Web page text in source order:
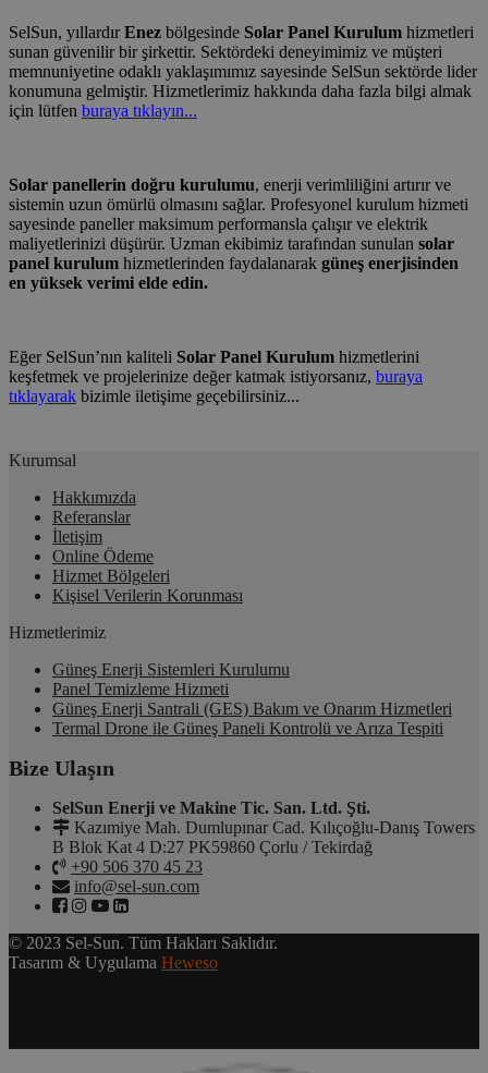
SelSun, yıllardırEnez bölgesinde Solar Panel Kurulum hizmetleri
sunan güvenilir bir şirkettir. Sektördeki deneyimimiz ve müşteri
memnuniyetine odaklı yaklaşımımız sayesinde SelSun sektörde lider
konumuna gelmiştir. Hizmetlerimiz hakkında daha fazla bilgi almak
için lütfen buraya tıklayın...
Solar panellerin doğru kurulumu, enerji verimliliğini artırır ve
sistemin uzun ömürlü olmasını sağlar. Profesyonel kurulum hizmeti
sayesinde paneller maksimum performansla çalışır ve elektrik
maliyetlerinizi düşürür. Uzman ekibimiz tarafından sunulan solar
panel kurulum hizmetlerinden faydalanarak güneş enerjisinden
en yüksek verimi elde edin.
Eğer SelSun’nın kaliteli Solar Panel Kurulum hizmetlerini
keşfetmek ve projelerinize değer katmak istiyorsanız, buraya
tıklayarak bizimle iletişime geçebilirsiniz...
Kurumsal
Hakkımızda
Referanslar
İletişim
Online Ödeme
Hizmet Bölgeleri
Kişisel Verilerin Korunması
Hizmetlerimiz
Güneş Enerji Sistemleri Kurulumu
Panel Temizleme Hizmeti
Güneş Enerji Santrali (GES) Bakım ve Onarım Hizmetleri
Termal Drone ile Güneş Paneli Kontrolü ve Arıza Tespiti
Bize Ulaşın
SelSun Enerji ve Makine Tic. San. Ltd. Şti.
Kazımiye Mah. Dumlupınar Cad. Kılıçoğlu-Danış Towers
B Blok Kat 4 D:27 PK59860 Çorlu / Tekirdağ
+90 506 370 45 23
info@sel-sun.com
© 2023 Sel-Sun. Tüm Hakları Saklıdır.
Tasarım & Uygulama Heweso